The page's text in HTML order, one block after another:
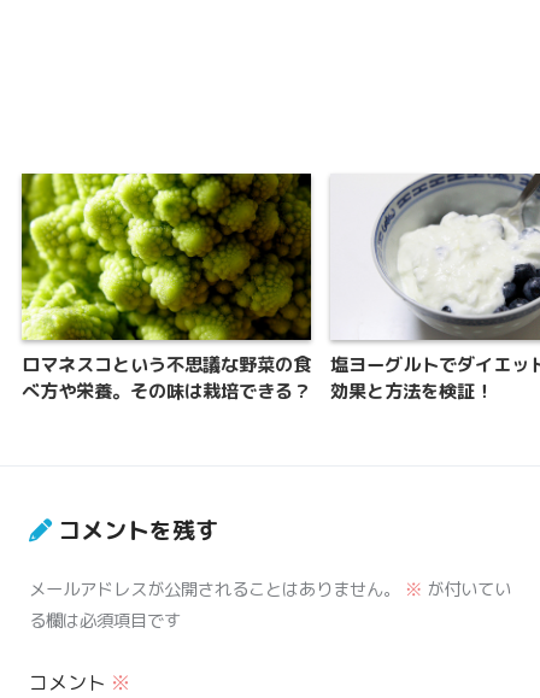
ロマネスコという不思議な野菜の食
べ方や栄養。その味は栽培できる？
塩ヨーグルトでダイエッ
効果と方法を検証！
コメントを残す
メールアドレスが公開されることはありません。 ※ が付いてい
る欄は必須項目です
コメント ※